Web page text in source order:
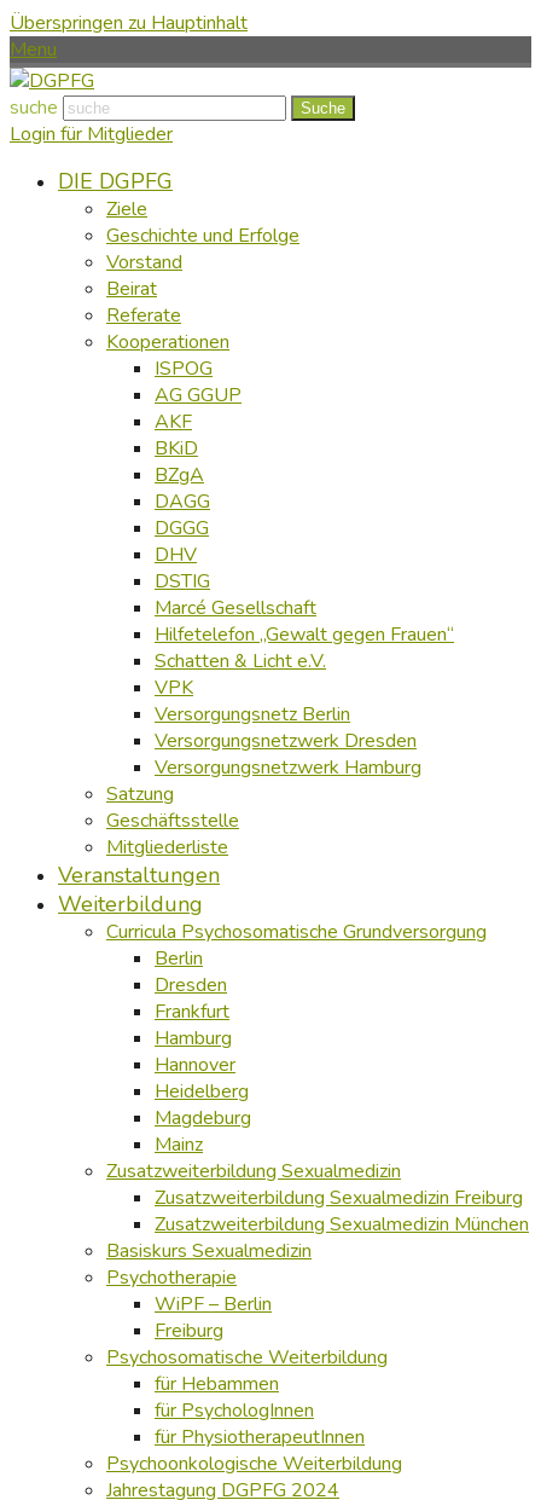
Überspringen zu Hauptinhalt
Menu
suche Suche
Login für Mitglieder
DIE DGPFG
Ziele
Geschichte und Erfolge
Vorstand
Beirat
Referate
Kooperationen
ISPOG
AG GGUP
AKF
BKiD
BZgA
DAGG
DGGG
DHV
DSTIG
Marcé Gesellschaft
Hilfetelefon „Gewalt gegen Frauen“
Schatten & Licht e.V.
VPK
Versorgungsnetz Berlin
Versorgungsnetzwerk Dresden
Versorgungsnetzwerk Hamburg
Satzung
Geschäftsstelle
Mitgliederliste
Veranstaltungen
Weiterbildung
Curricula Psychosomatische Grundversorgung
Berlin
Dresden
Frankfurt
Hamburg
Hannover
Heidelberg
Magdeburg
Mainz
Zusatzweiterbildung Sexualmedizin
Zusatzweiterbildung Sexualmedizin Freiburg
Zusatzweiterbildung Sexualmedizin München
Basiskurs Sexualmedizin
Psychotherapie
WiPF – Berlin
Freiburg
Psychosomatische Weiterbildung
für Hebammen
für PsychologInnen
für PhysiotherapeutInnen
Psychoonkologische Weiterbildung
Jahrestagung DGPFG 2024